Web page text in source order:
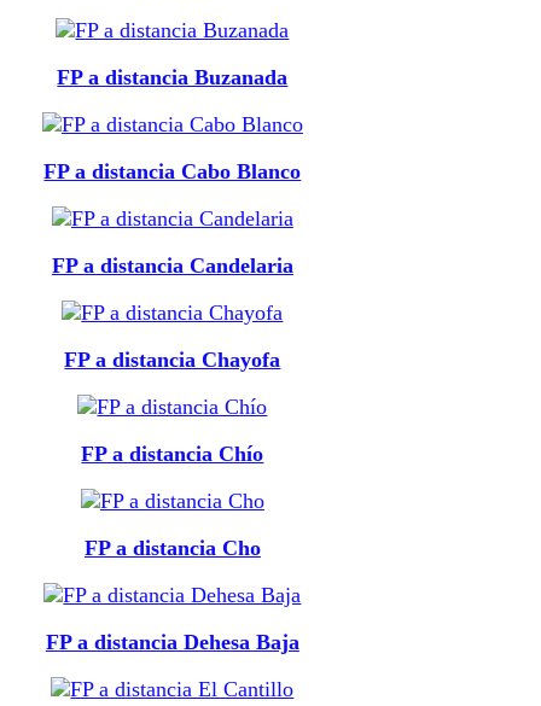
FP a distancia Buzanada
FP a distancia Cabo Blanco
FP a distancia Candelaria
FP a distancia Chayofa
FP a distancia Chío
FP a distancia Cho
FP a distancia Dehesa Baja